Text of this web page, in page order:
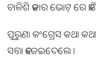
ଚାଳିଶି ହଜାର ଭୋଟ୍ ରେ
ପୁରୁଣା କଂଗ୍ରେସ କଥା
ସତ୍ତା ହଜେଇଦେଲେ ।